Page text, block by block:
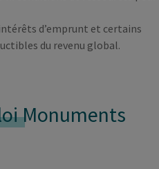
d’emprunt et certains
du revenu global.
Monuments